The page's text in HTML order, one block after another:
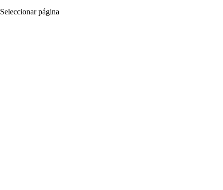
Seleccionar página